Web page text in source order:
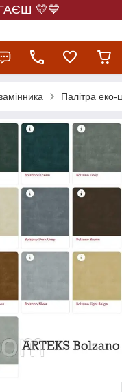
💛💙
Палітра еко-